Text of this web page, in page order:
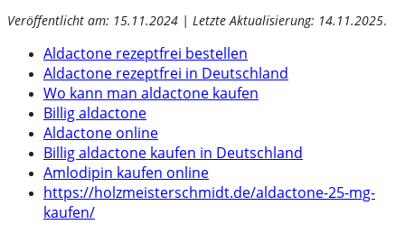
Veröffentlicht am: 15.11.2024 | Letzte Aktualisierung: 14.11.2025.
Aldactone rezeptfrei bestellen
Aldactone rezeptfrei in Deutschland
Wo kann man aldactone kaufen
Billig aldactone
Aldactone online
Billig aldactone kaufen in Deutschland
Amlodipin kaufen online
https://holzmeisterschmidt.de/aldactone-25-mg-
kaufen/